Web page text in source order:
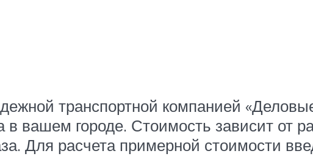
транспортной компанией
вашем городе. Стоимость зависит от
Для расчета примерной стоимости